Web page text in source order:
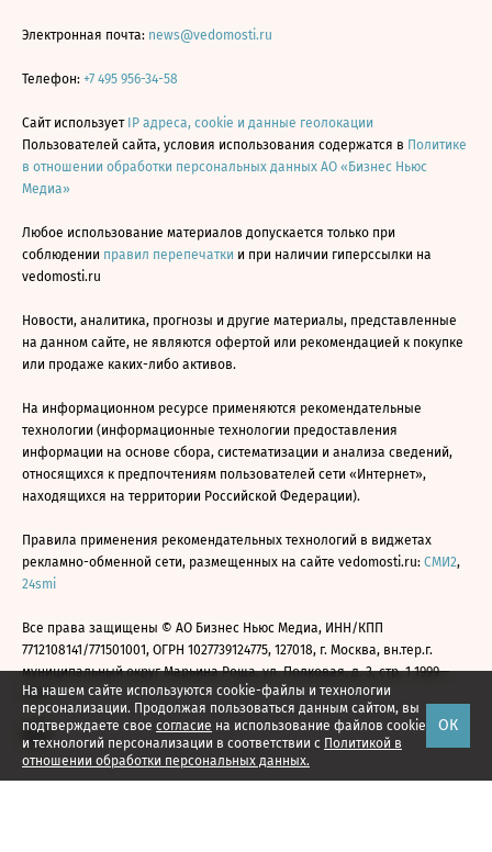
На нашем сайте используются cookie-файлы и технологии
персонализации. Продолжая пользоваться данным сайтом, вы
подтверждаете свое согласие на использование файлов cookie
и технологий персонализации в соответствии с Политикой в
отношении обработки персональных данных.
ОК
Электронная почта: news@vedomosti.ru
Телефон: +7 495 956-34-58
Сайт использует IP адреса, cookie и данные геолокации
Пользователей сайта, условия использования содержатся в Политике
в отношении обработки персональных данных АО «Бизнес Ньюс
Медиа»
Любое использование материалов допускается только при
соблюдении правил перепечатки и при наличии гиперссылки на
vedomosti.ru
Новости, аналитика, прогнозы и другие материалы, представленные
на данном сайте, не являются офертой или рекомендацией к покупке
или продаже каких-либо активов.
На информационном ресурсе применяются рекомендательные
технологии (информационные технологии предоставления
информации на основе сбора, систематизации и анализа сведений,
относящихся к предпочтениям пользователей сети «Интернет»,
находящихся на территории Российской Федерации).
Правила применения рекомендательных технологий в виджетах
рекламно-обменной сети, размещенных на сайте vedomosti.ru: СМИ2,
24smi
Все права защищены © АО Бизнес Ньюс Медиа, ИНН/КПП
7712108141/771501001, ОГРН 1027739124775, 127018, г. Москва, вн.тер.г.
муниципальный округ Марьина Роща, ул. Полковая, д. 3, стр. 1 1999—
2026